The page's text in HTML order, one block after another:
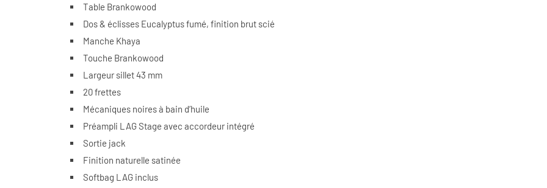
Table Brankowood
Dos & éclisses Eucalyptus fumé, finition brut scié
Manche Khaya
Touche Brankowood
Largeur sillet 43 mm
20 frettes
Mécaniques noires à bain d’huile
Préampli LAG Stage avec accordeur intégré
Sortie jack
Finition naturelle satinée
Softbag LAG inclus